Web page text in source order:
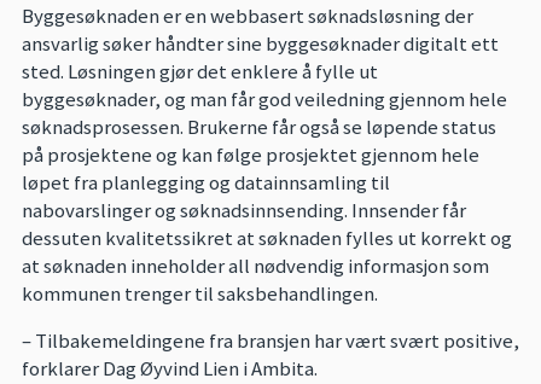
Byggesøknaden er en webbasert søknadsløsning der
ansvarlig søker håndter sine byggesøknader digitalt ett
sted. Løsningen gjør det enklere å fylle ut
byggesøknader, og man får god veiledning gjennom hele
søknadsprosessen. Brukerne får også se løpende status
på prosjektene og kan følge prosjektet gjennom hele
løpet fra planlegging og datainnsamling til
nabovarslinger og søknadsinnsending. Innsender får
dessuten kvalitetssikret at søknaden fylles ut korrekt og
at søknaden inneholder all nødvendig informasjon som
kommunen trenger til saksbehandlingen.
– Tilbakemeldingene fra bransjen har vært svært positive,
forklarer Dag Øyvind Lien i Ambita.